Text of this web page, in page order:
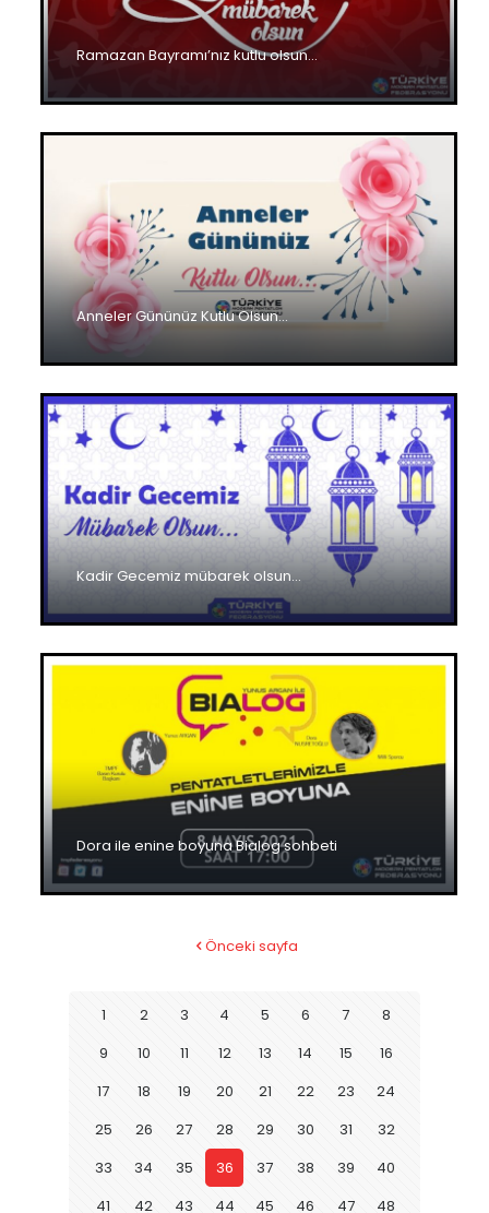
Ramazan Bayramı’nız kutlu olsun…
Anneler Gününüz Kutlu Olsun…
Kadir Gecemiz mübarek olsun…
Dora ile enine boyuna Bialog sohbeti
Önceki sayfa
1 2 3 4 5 6 7
8
9
10 11 12 13 14 15
16
17
18 19 20 21 22 23
24
25
26 27 28 29 30 31
32
33
34 35 36 37 38 39
40
41
42 43 44 45 46 47
48